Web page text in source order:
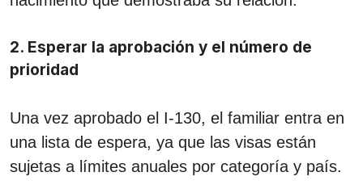
2. Esperar la aprobación y el número de
prioridad
Una vez aprobado el I-130, el familiar entra en
una lista de espera, ya que las visas están
sujetas a límites anuales por categoría y país.